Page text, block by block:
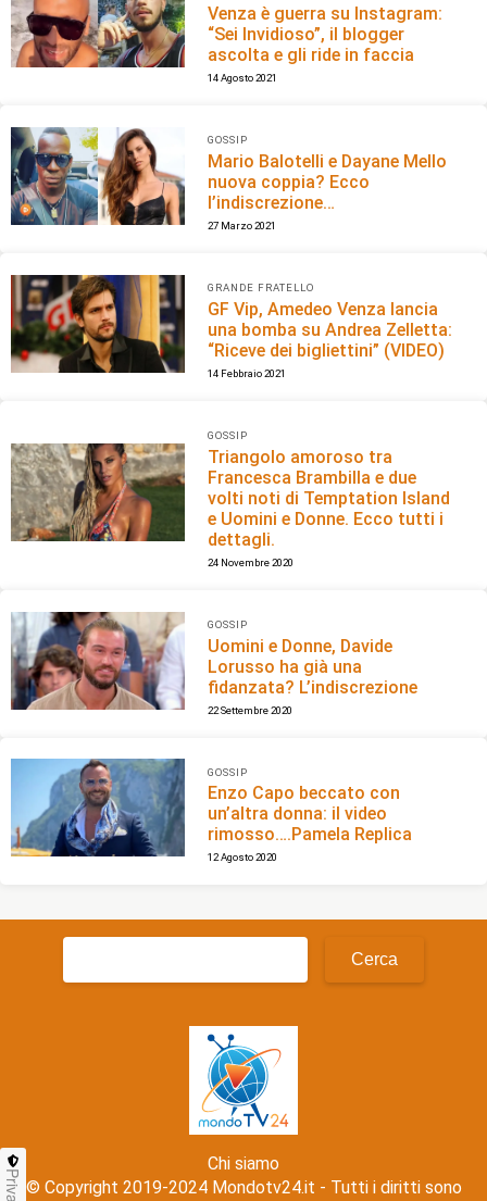
Venza è guerra su Instagram:
“Sei Invidioso”, il blogger
ascolta e gli ride in faccia
14 Agosto 2021
GOSSIP
Mario Balotelli e Dayane Mello
nuova coppia? Ecco
l’indiscrezione…
27 Marzo 2021
GRANDE FRATELLO
GF Vip, Amedeo Venza lancia
una bomba su Andrea Zelletta:
“Riceve dei bigliettini” (VIDEO)
14 Febbraio 2021
GOSSIP
Triangolo amoroso tra
Francesca Brambilla e due
volti noti di Temptation Island
e Uomini e Donne. Ecco tutti i
dettagli.
24 Novembre 2020
GOSSIP
Uomini e Donne, Davide
Lorusso ha già una
fidanzata? L’indiscrezione
22 Settembre 2020
GOSSIP
Enzo Capo beccato con
un’altra donna: il video
rimosso….Pamela Replica
12 Agosto 2020
Chi siamo
© Copyright 2019-2024 Mondotv24.it - Tutti i diritti sono